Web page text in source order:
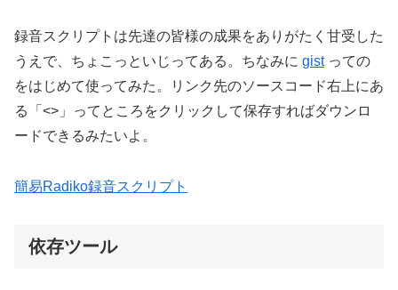
録音スクリプトは先達の皆様の成果をありがたく甘受した
うえで、ちょこっといじってある。ちなみに gistっての
をはじめて使ってみた。リンク先のソースコード右上にあ
る「<>」ってところをクリックして保存すればダウンロ
ードできるみたいよ。
簡易Radiko録音スクリプト
依存ツール